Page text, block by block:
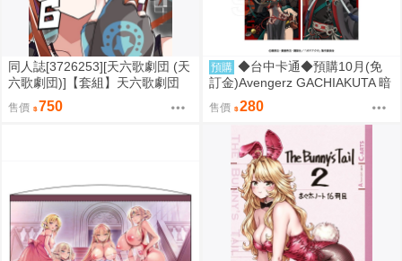
同人誌[3726253][天六歌劇団 (天
六歌劇団)]【套組】天六歌劇団
「ウマ娘本」セット (Uma娘)
售價 750
預購 ◆台中卡通◆預購10月(免
訂金)Avengerz GACHIAKUTA 暗
黑東方色彩 明信片5入套組 0814
售價 280